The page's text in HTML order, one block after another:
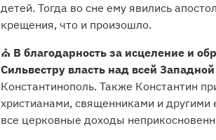
детей. Тогда во сне ему явились
крещения, что и произошло.
⛪️ В благодарность за исцеление и
Сильвестру власть над всей
Константинополь. Также Константин
христианами, священниками и другими
все церковные доходы